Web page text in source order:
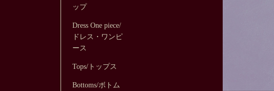
ップ
Dress One piece/
ドレス・ワンピ
ース
Tops/トップス
Bottoms/ボトム